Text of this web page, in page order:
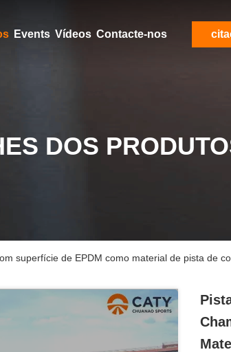
Events Vídeos Contacte-nos
DOS
superfície de EPDM como material de pista de